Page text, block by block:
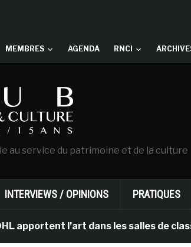
MEMBRES AGENDA RNCI
au service du patrimoine et de la culture
INTERVIEWS / OPINIONS PRATIQUES
l’art dans les salles de classe des